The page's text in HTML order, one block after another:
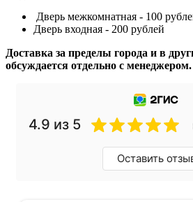
Дверь межкомнатная - 100
Дверь входная - 200 рублей
Доставка за пределы города и в
обсуждается отдельно с менеджером.
4.9 из 5
Оставить